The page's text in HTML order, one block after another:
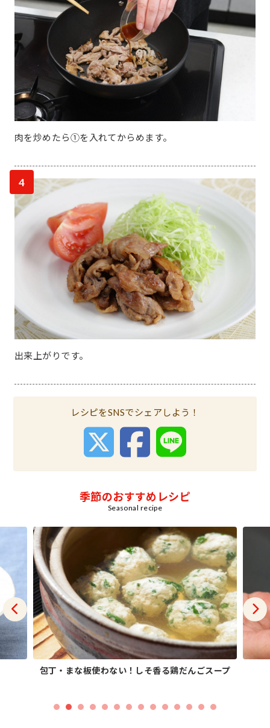
肉を炒めたら①を入れてからめます。
4
出来上がりです。
レシピをSNSでシェアしよう！
季節のおすすめレシピ
Seasonal recipe
包丁・まな板使わない！しそ香る鶏だんごスープ